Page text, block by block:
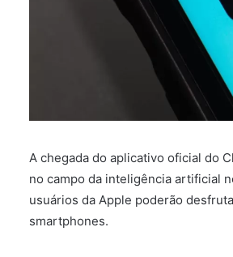
A chegada do aplicativo oficial do
no campo da inteligência artificial
usuários da Apple poderão
smartphones.